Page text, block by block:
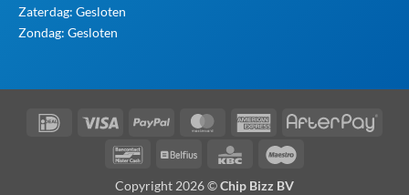
Zaterdag: Gesloten
Zondag: Gesloten
IDeal Visa PayPal MasterCardAmerican
BancontactBelfius KBC
Copyright 2026 ©Chip Bizz BV